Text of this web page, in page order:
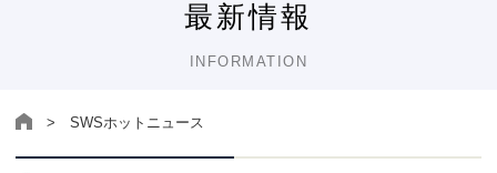
最新情報
INFORMATION
> SWSホットニュース